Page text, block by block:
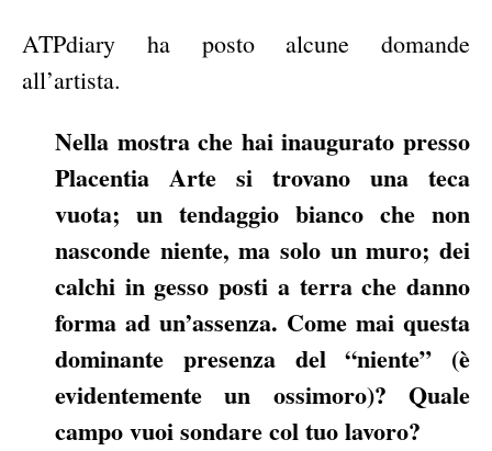
ATPdiary ha posto alcune domande
all’artista.
Nella mostra che hai inaugurato presso
Placentia Arte si trovano una teca
vuota; un tendaggio bianco che non
nasconde niente, ma solo un muro; dei
calchi in gesso posti a terra che danno
forma ad un’assenza. Come mai questa
dominante presenza del “niente” (è
evidentemente un ossimoro)? Quale
campo vuoi sondare col tuo lavoro?